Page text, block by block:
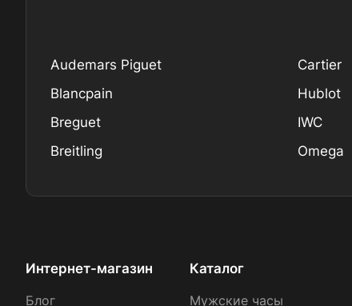
Audemars Piguet
Blancpain
Breguet
Breitling
Cartier
Hublot
IWC
Omega
Интернет-магазин
Блог
Каталог
Мужские часы